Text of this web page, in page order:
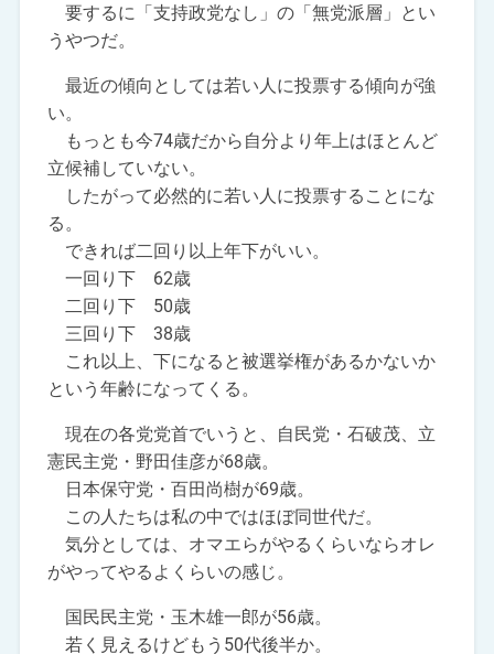
要するに「支持政党なし」の「無党派層」とい
うやつだ。
最近の傾向としては若い人に投票する傾向が強
い。
もっとも今74歳だから自分より年上はほとんど
立候補していない。
したがって必然的に若い人に投票することにな
る。
できれば二回り以上年下がいい。
一回り下 62歳
二回り下 50歳
三回り下 38歳
これ以上、下になると被選挙権があるかないか
という年齢になってくる。
現在の各党党首でいうと、自民党・石破茂、立
憲民主党・野田佳彦が68歳。
日本保守党・百田尚樹が69歳。
この人たちは私の中ではほぼ同世代だ。
気分としては、オマエらがやるくらいならオレ
がやってやるよくらいの感じ。
国民民主党・玉木雄一郎が56歳。
若く見えるけどもう50代後半か。